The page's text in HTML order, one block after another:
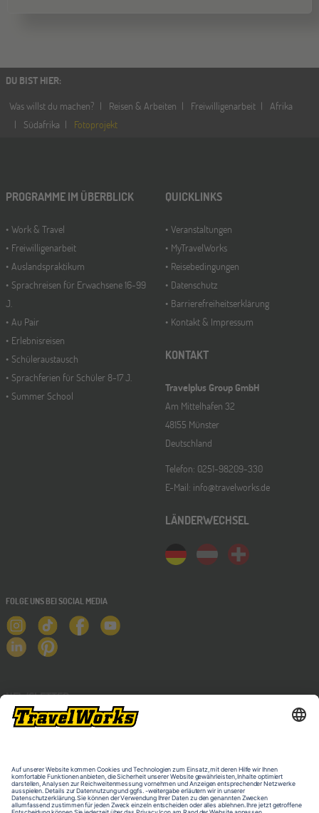
DU BIST HIER:
Was willst du machen?
Reisen & Arbeiten Freiwilligenarbeit
Afrika
Südafrika
Fotoprojekt
PROGRAMME IM ÜBERBLICK
Work & Travel
Freiwilligenarbeit
Auslandspraktikum
Sprachreisen für Erwachsene 16-99
J.
Au Pair
Erlebnisreisen
Schüleraustausch
Sprachferien für Schüler 8-17 J.
Summer School
QUICKLINKS
Veranstaltungen
MyTravelWorks
Reisebedingungen
Datenschutz
Barrierefreiheitserklärung
Kontakt & Impressum
KONTAKT
Travelplus Group GmbH
Am Mittelhafen 32
48155 Münster
Deutschland
Telefon: 0251-98209-330
E-Mail: info@travelworks.de
LÄNDERWECHSEL
FOLGE UNS BEI SOCIAL MEDIA
NEWSLETTER